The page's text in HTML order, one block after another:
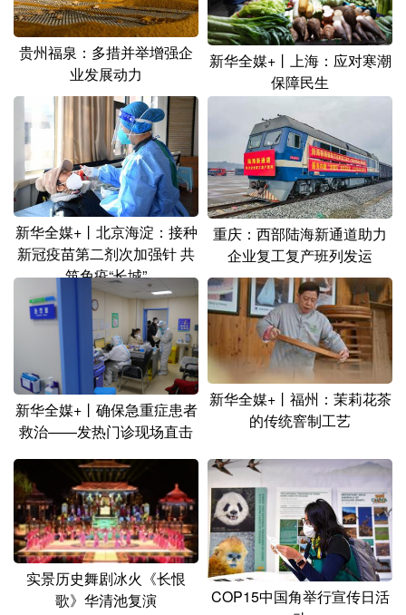
多语种频道
English Español Français عربى
Русский язык
Deutsch Português
贵州福泉：多措并举增强企
业发展动力
新华全媒+丨上海：应对寒潮
保障民生
新华全媒+丨北京海淀：接种
新冠疫苗第二剂次加强针 共
筑免疫“长城”
重庆：西部陆海新通道助力
企业复工复产班列发运
新华全媒+丨确保急重症患者
救治——发热门诊现场直击
新华全媒+丨福州：茉莉花茶
的传统窨制工艺
实景历史舞剧冰火《长恨
歌》华清池复演
COP15中国角举行宣传日活